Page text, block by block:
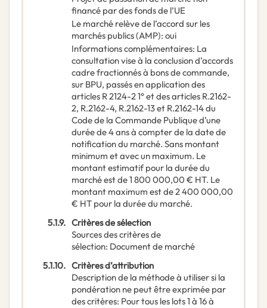
financé par des fonds de l’UE
Le marché relève de l’accord sur les
marchés publics (AMP): oui
Informations complémentaires: La
consultation vise à la conclusion d’accords
cadre fractionnés à bons de commande,
sur BPU, passés en application des
articles R 2124-2 1° et des articles R.2162-
2, R.2162-4, R.2162-13 et R.2162-14 du
Code de la Commande Publique d’une
durée de 4 ans à compter de la date de
notification du marché. Sans montant
minimum et avec un maximum. Le
montant estimatif pour la durée du
marché est de 1 800 000,00 € HT. Le
montant maximum est de 2 400 000,00
€ HT pour la durée du marché.
5.1.9. Critères de sélection
Sources des critères de
sélection: Document de marché
5.1.10. Critères d’attribution
Description de la méthode à utiliser si la
pondération ne peut être exprimée par
des critères: Pour tous les lots 1 à 16 à